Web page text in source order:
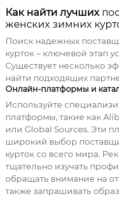
Как найти лучших
женских зимних
Поиск надежных
курток – ключевой этап
Существует несколько
найти подходящих
Онлайн-платформы и
Используйте
платформы, такие как
или Global Sources. Эти
широкий выбор
курток со всего мира.
тщательно изучать
обращать внимание на
также запрашивать